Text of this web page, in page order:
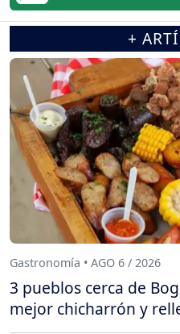
+
Gastronomía • AGO 6 / 2026
3 pueblos cerca de
mejor chicharrón y